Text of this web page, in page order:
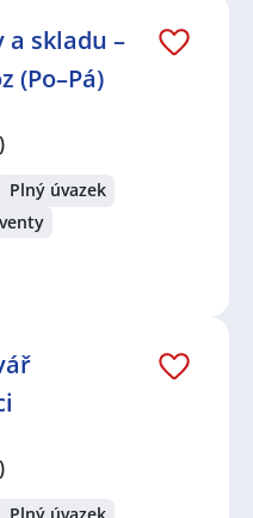
a skladu –
(Po–Pá)
Plný úvazek